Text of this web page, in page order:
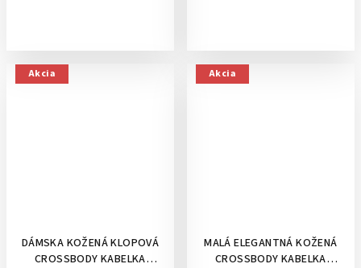
Akcia
DÁMSKA KOŽENÁ KLOPOVÁ
CROSSBODY KABELKA
Akcia
MALÁ ELEGANTNÁ KOŽENÁ
CROSSBODY KABELKA